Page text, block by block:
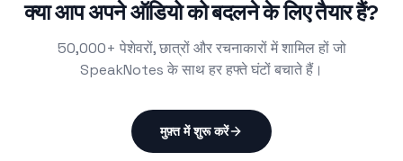
क्या आप अपने ऑडियो को बदलने के लिए तैयार हैं?
50,000+ पेशेवरों, छात्रों और रचनाकारों में शामिल हों जो
SpeakNotes के साथ हर हफ्ते घंटों बचाते हैं।
मुफ़्त में शुरू करें